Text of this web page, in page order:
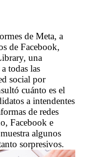
de Meta, a
de Facebook,
una
todas las
social por
cuánto es el
a intendentes
de redes
Facebook e
algunos
sorpresivos.